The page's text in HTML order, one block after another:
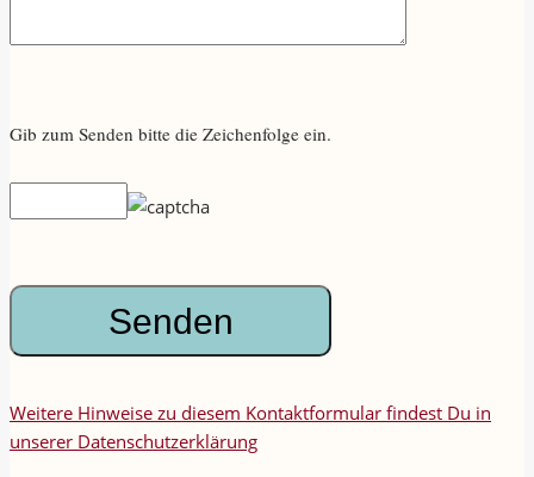
Gib zum Senden bitte die Zeichenfolge ein.
Weitere Hinweise zu diesem Kontaktformular findest Du in
unserer Datenschutzerklärung